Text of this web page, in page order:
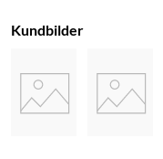
Vispa degen med
Häll sedan
(spritsmunstycke) .
Kundbilder